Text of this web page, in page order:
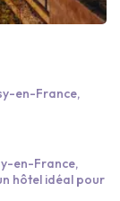
en-France,
hôtel idéal pour